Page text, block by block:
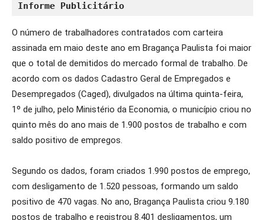
Informe Publicitário
O número de trabalhadores contratados com carteira
assinada em maio deste ano em Bragança Paulista foi maior
que o total de demitidos do mercado formal de trabalho. De
acordo com os dados Cadastro Geral de Empregados e
Desempregados (Caged), divulgados na última quinta-feira,
1º de julho, pelo Ministério da Economia, o município criou no
quinto mês do ano mais de 1.900 postos de trabalho e com
saldo positivo de empregos.
Segundo os dados, foram criados 1.990 postos de emprego,
com desligamento de 1.520 pessoas, formando um saldo
positivo de 470 vagas. No ano, Bragança Paulista criou 9.180
postos de trabalho e registrou 8.401 desligamentos, um